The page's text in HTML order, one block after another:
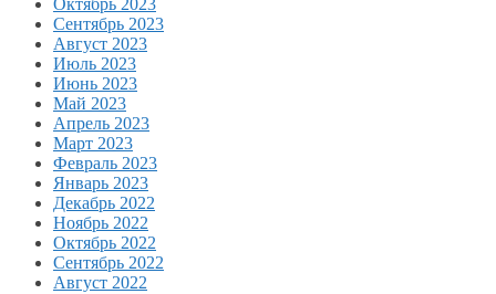
Октябрь 2023
Сентябрь 2023
Август 2023
Июль 2023
Июнь 2023
Май 2023
Апрель 2023
Март 2023
Февраль 2023
Январь 2023
Декабрь 2022
Ноябрь 2022
Октябрь 2022
Сентябрь 2022
Август 2022